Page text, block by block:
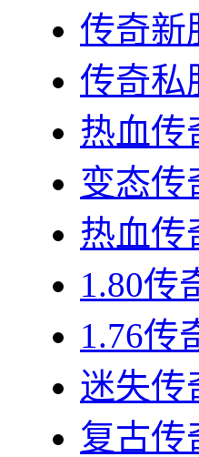
传奇新
传奇私
热血传
变态传
热血传
1.80传
1.76传
迷失传
复古传